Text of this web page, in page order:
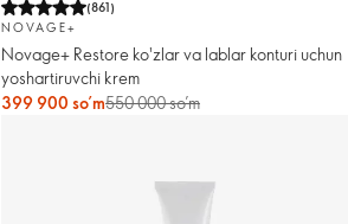
(861)
NOVAGE+
Novage+ Restore ko'zlar va lablar konturi uchun
yoshartiruvchi krem
399 900 so’m550 000 so’m